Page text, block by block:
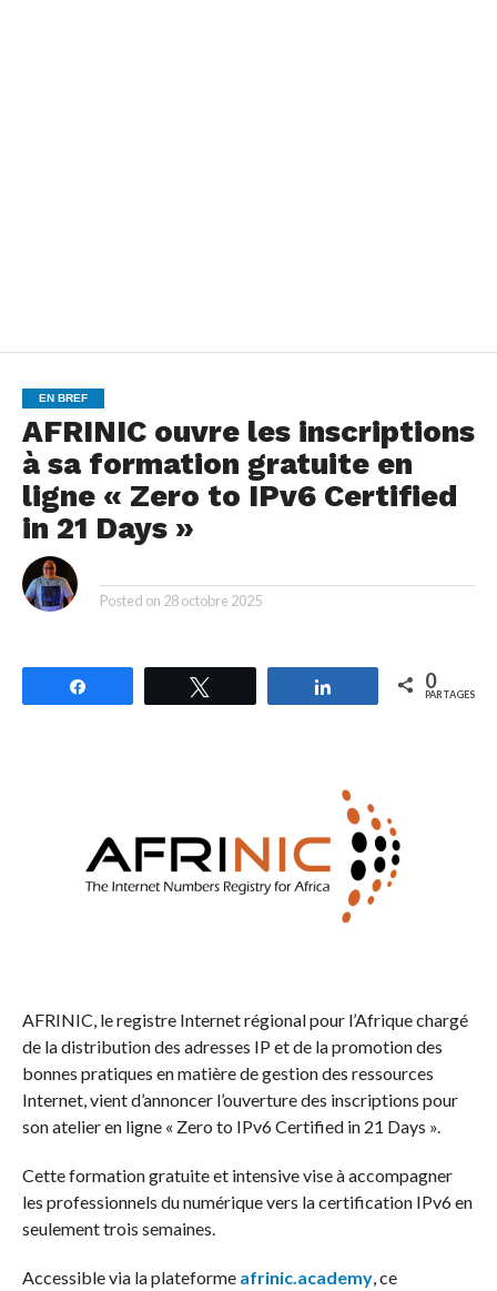
EN BREF
AFRINIC ouvre les inscriptions
à sa formation gratuite en
ligne « Zero to IPv6 Certified
in 21 Days »
Posted on 28 octobre 2025
Partagez 0
PARTAGES
AFRINIC, le registre Internet régional pour l’Afrique chargé
de la distribution des adresses IP et de la promotion des
bonnes pratiques en matière de gestion des ressources
Internet, vient d’annoncer l’ouverture des inscriptions pour
son atelier en ligne « Zero to IPv6 Certified in 21 Days ».
Cette formation gratuite et intensive vise à accompagner
les professionnels du numérique vers la certification IPv6 en
seulement trois semaines.
Accessible via la plateforme afrinic.academy, ce